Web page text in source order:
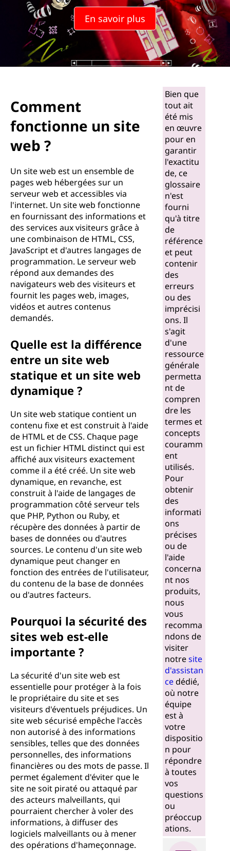
o
w
En savoir plus
Comment
fonctionne un site
web ?
Un site web est un ensemble de
pages web hébergées sur un
serveur web et accessibles via
l'internet. Un site web fonctionne
en fournissant des informations et
des services aux visiteurs grâce à
une combinaison de HTML, CSS,
JavaScript et d'autres langages de
programmation. Le serveur web
répond aux demandes des
navigateurs web des visiteurs et
fournit les pages web, images,
vidéos et autres contenus
demandés.
Quelle est la différence
entre un site web
statique et un site web
dynamique ?
Un site web statique contient un
contenu fixe et est construit à l'aide
de HTML et de CSS. Chaque page
est un fichier HTML distinct qui est
affiché aux visiteurs exactement
comme il a été créé. Un site web
dynamique, en revanche, est
construit à l'aide de langages de
programmation côté serveur tels
que PHP, Python ou Ruby, et
récupère des données à partir de
bases de données ou d'autres
sources. Le contenu d'un site web
dynamique peut changer en
fonction des entrées de l'utilisateur,
du contenu de la base de données
ou d'autres facteurs.
Pourquoi la sécurité des
sites web est-elle
importante ?
La sécurité d'un site web est
essentielle pour protéger à la fois
le propriétaire du site et ses
visiteurs d'éventuels préjudices. Un
site web sécurisé empêche l'accès
non autorisé à des informations
sensibles, telles que des données
personnelles, des informations
financières ou des mots de passe. Il
permet également d'éviter que le
site ne soit piraté ou attaqué par
des acteurs malveillants, qui
pourraient chercher à voler des
informations, à diffuser des
logiciels malveillants ou à mener
des opérations d'hameçonnage.
Bien que
tout ait
été mis
en œuvre
pour en
garantir
l'exactitu
de, ce
glossaire
n'est
fourni
qu'à titre
de
référence
et peut
contenir
des
erreurs
ou des
imprécisi
ons. Il
s'agit
d'une
ressource
générale
permetta
nt de
compren
dre les
termes et
concepts
couramm
ent
utilisés.
Pour
obtenir
des
informati
ons
précises
ou de
l'aide
concerna
nt nos
produits,
nous
vous
recomma
ndons de
visiter
notresite
d'assistan
cedédié,
où notre
équipe
est à
votre
dispositio
n pour
répondre
à toutes
vos
questions
ou
préoccup
ations.